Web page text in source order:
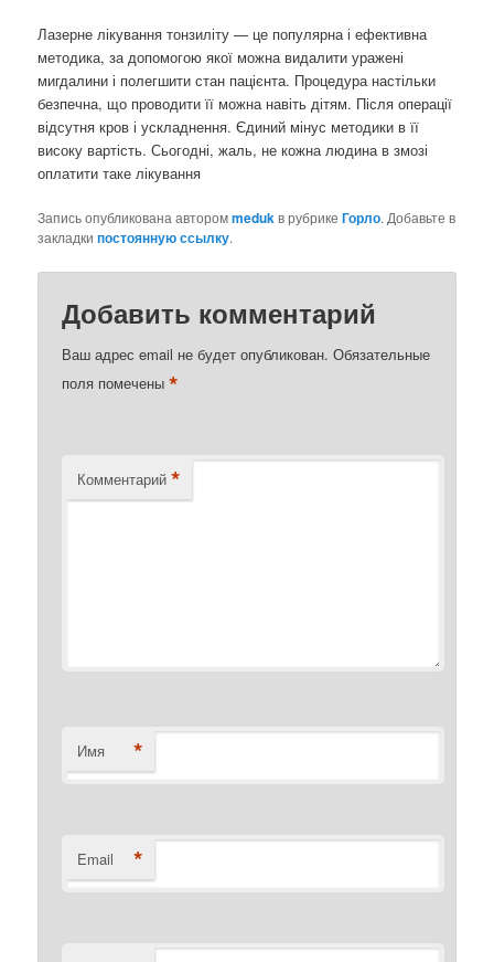
Лазерне лікування тонзиліту — це популярна і ефективна
методика, за допомогою якої можна видалити уражені
мигдалини і полегшити стан пацієнта. Процедура настільки
безпечна, що проводити її можна навіть дітям. Після операції
відсутня кров і ускладнення. Єдиний мінус методики в її
високу вартість. Сьогодні, жаль, не кожна людина в змозі
оплатити таке лікування
Запись опубликована авторомmedukв рубрикеГорло. Добавьте в
закладкипостоянную ссылку.
Добавить комментарий
Ваш адрес email не будет опубликован. Обязательные
поля помечены*
Комментарий *
Имя *
Email *